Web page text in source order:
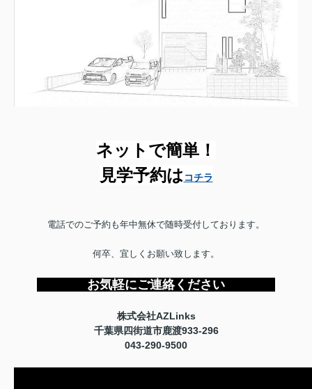
ネットで簡単！
見学予約は コチラ
電話でのご予約も年中無休で随時受付しております。
何卒、宜しくお願い致します。
お気軽にご連絡ください
株式会社AZLinks
千葉県四街道市鹿渡933-296
043-290-9500